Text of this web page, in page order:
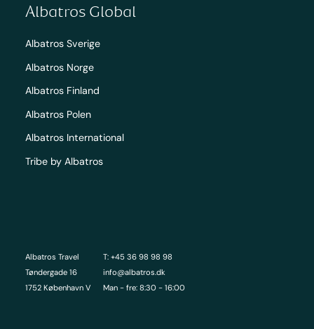
Albatros Travel
Tøndergade 16
1752 København V
T: +45 36 98 98 98
info@albatros.dk
Man - fre: 8:30 - 16:00
Albatros Global
Albatros Sverige
Albatros Norge
Albatros Finland
Albatros Polen
Albatros International
Tribe by Albatros